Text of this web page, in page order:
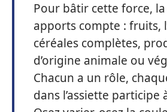
Pour bâtir cette force,
apports compte : fruits,
céréales complètes,
d’origine animale ou
Chacun a un rôle,
dans l’assiette participe